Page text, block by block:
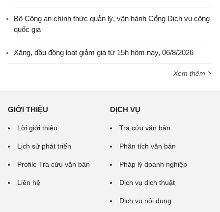
Bộ Công an chính thức quản lý, vận hành Cổng Dịch vụ công
quốc gia
Xăng, dầu đồng loạt giảm giá từ 15h hôm nay, 06/8/2026
Xem thêm
GIỚI THIỆU
Lời giới thiệu
Lịch sử phát triển
Profile Tra cứu văn bản
Liên hệ
DỊCH VỤ
Tra cứu văn bản
Phân tích văn bản
Pháp lý doanh nghiệp
Dịch vụ dịch thuật
Dịch vụ nội dung